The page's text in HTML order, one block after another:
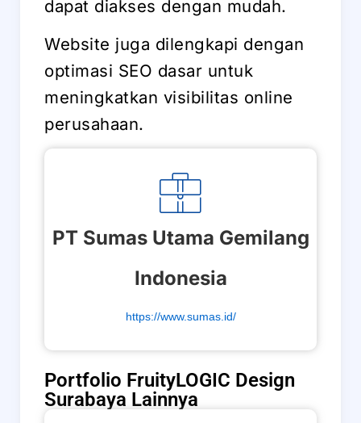
dapat diakses dengan mudah.
Website juga dilengkapi dengan
optimasi SEO dasar untuk
meningkatkan visibilitas online
perusahaan.
PT Sumas Utama Gemilang
Indonesia
https://www.sumas.id/
Portfolio FruityLOGIC Design
Surabaya Lainnya